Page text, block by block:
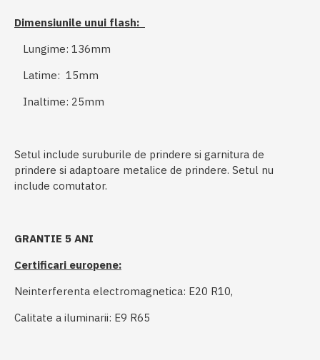
Dimensiunile unui flash:
Lungime: 136mm
Latime: 15mm
Inaltime: 25mm
Setul include suruburile de prindere si garnitura de
prindere si adaptoare metalice de prindere. Setul nu
include comutator.
GRANTIE 5 ANI
Certificari europene:
Neinterferenta electromagnetica: E20 R10,
Calitate a iluminarii: E9 R65